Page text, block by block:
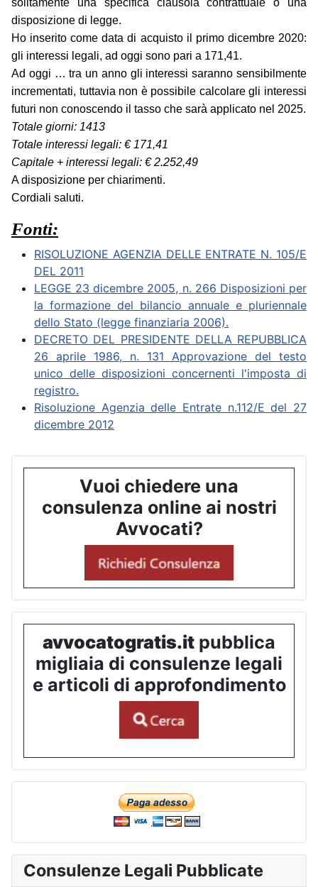
solitamente una specifica clausola contrattuale o una
disposizione di legge.
Ho inserito come data di acquisto il primo dicembre 2020:
gli interessi legali, ad oggi sono pari a 171,41.
Ad oggi … tra un anno gli interessi saranno sensibilmente
incrementati, tuttavia non è possibile calcolare gli interessi
futuri non conoscendo il tasso che sarà applicato nel 2025.
Totale giorni: 1413
Totale interessi legali: € 171,41
Capitale + interessi legali: € 2.252,49
A disposizione per chiarimenti.
Cordiali saluti.
Fonti:
RISOLUZIONE AGENZIA DELLE ENTRATE N. 105/E
DEL 2011
LEGGE 23 dicembre 2005, n. 266 Disposizioni per
la formazione del bilancio annuale e pluriennale
dello Stato (legge finanziaria 2006).
DECRETO DEL PRESIDENTE DELLA REPUBBLICA
26 aprile 1986, n. 131 Approvazione del testo
unico delle disposizioni concernenti l'imposta di
registro.
Risoluzione Agenzia delle Entrate n.112/E del 27
dicembre 2012
Vuoi chiedere una
consulenza online ai nostri
Avvocati?
avvocatogratis.it pubblica
migliaia di consulenze legali
e articoli di approfondimento
Consulenze Legali Pubblicate